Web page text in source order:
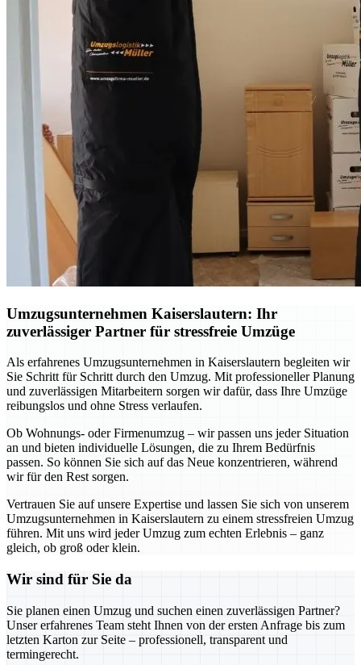
Umzugsunternehmen Kaiserslautern: Ihr
zuverlässiger Partner für stressfreie Umzüge
Als erfahrenes Umzugsunternehmen in Kaiserslautern begleiten wir
Sie Schritt für Schritt durch den Umzug. Mit professioneller Planung
und zuverlässigen Mitarbeitern sorgen wir dafür, dass Ihre Umzüge
reibungslos und ohne Stress verlaufen.
Ob Wohnungs- oder Firmenumzug – wir passen uns jeder Situation
an und bieten individuelle Lösungen, die zu Ihrem Bedürfnis
passen. So können Sie sich auf das Neue konzentrieren, während
wir für den Rest sorgen.
Vertrauen Sie auf unsere Expertise und lassen Sie sich von unserem
Umzugsunternehmen in Kaiserslautern zu einem stressfreien Umzug
führen. Mit uns wird jeder Umzug zum echten Erlebnis – ganz
gleich, ob groß oder klein.
Wir sind für Sie da
Sie planen einen Umzug und suchen einen zuverlässigen Partner?
Unser erfahrenes Team steht Ihnen von der ersten Anfrage bis zum
letzten Karton zur Seite – professionell, transparent und
termingerecht.